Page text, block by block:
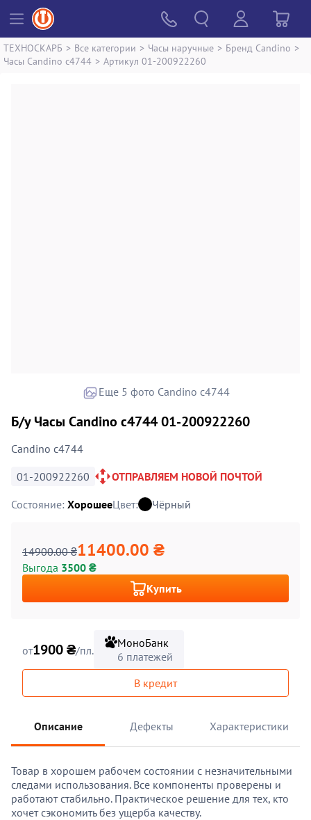
ТЕХНОСКАРБ > Все категории > Часы наручные > Бренд Candino >
Часы Candino c4744 > Артикул 01-200922260
Еще 5 фото Candino c4744
Б/у Часы Candino c4744 01-200922260
Candino c4744
01-200922260
ОТПРАВЛЯЕМ НОВОЙ ПОЧТОЙ
Состояние: ХорошееЦвет: Чёрный
14900.00 ₴11400.00 ₴
Выгода 3500 ₴
Купить
от1900 ₴/пл.
МоноБанк
6 платежей
В кредит
Описание Дефекты Характеристики
Товар в хорошем рабочем состоянии с незначительными
следами использования. Все компоненты проверены и
работают стабильно. Практическое решение для тех, кто
хочет сэкономить без ущерба качеству.